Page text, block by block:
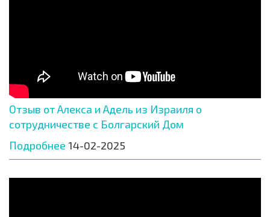
Отзыв от Алекса и Адель из Израиля о
сотрудничестве с Болгарский Дом
Подробнее 14-02-2025